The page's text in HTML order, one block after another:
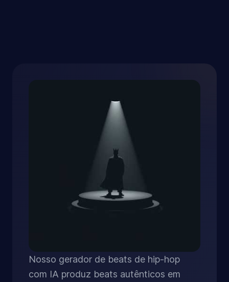
Nosso gerador de beats de hip-hop
com IA produz beats autênticos em